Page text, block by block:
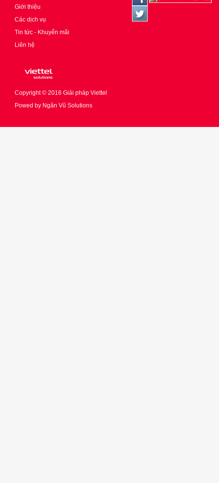
Giới thiệu
Các dịch vụ
Tin tức - Khuyến mãi
Liên hệ
Copyright © 2016 Giải pháp Viettel
Powed by Ngân Vũ Solutions